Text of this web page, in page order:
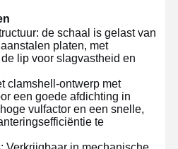
de schaal is gelast van
platen, met
lip voor slagvastheid en
clamshell-ontwerp met
een goede afdichting in
vulfactor en een snelle,
te